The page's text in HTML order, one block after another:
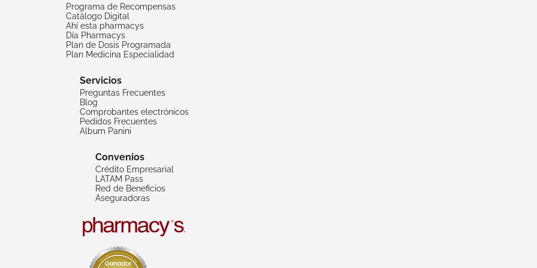
Programa de Recompensas
Catálogo Digital
Ahí esta pharmacys
Día Pharmacys
Plan de Dosis Programada
Plan Medicina Especialidad
Servicios
Preguntas Frecuentes
Blog
Comprobantes electrónicos
Pedidos Frecuentes
Album Panini
Convenios
Crédito Empresarial
LATAM Pass
Red de Beneficios
Aseguradoras